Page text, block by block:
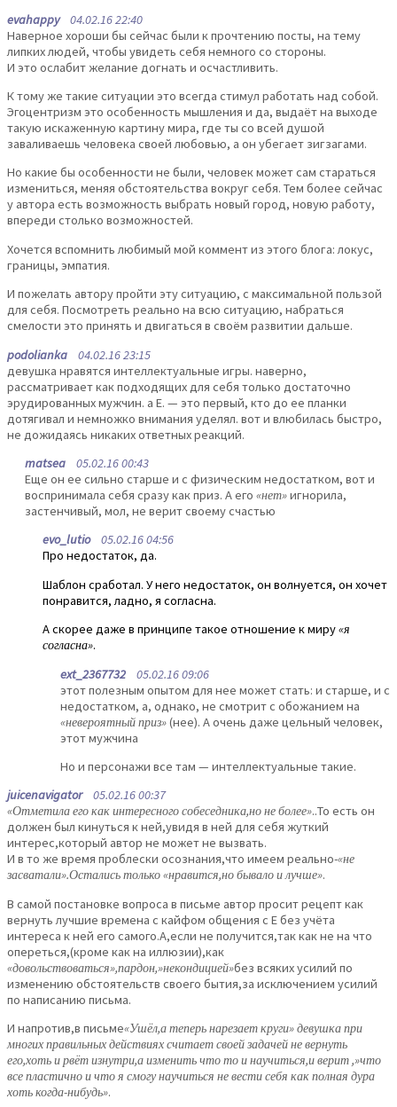
evahappy04.02.16 22:40
Наверное хороши бы сейчас были к прочтению посты, на тему
липких людей, чтобы увидеть себя немного со стороны.
И это ослабит желание догнать и осчастливить.
К тому же такие ситуации это всегда стимул работать над собой.
Эгоцентризм это особенность мышления и да, выдаёт на выходе
такую искаженную картину мира, где ты со всей душой
заваливаешь человека своей любовью, а он убегает зигзагами.
Но какие бы особенности не были, человек может сам стараться
измениться, меняя обстоятельства вокруг себя. Тем более сейчас
у автора есть возможность выбрать новый город, новую работу,
впереди столько возможностей.
Хочется вспомнить любимый мой коммент из этого блога: локус,
границы, эмпатия.
И пожелать автору пройти эту ситуацию, с максимальной пользой
для себя. Посмотреть реально на всю ситуацию, набраться
смелости это принять и двигаться в своём развитии дальше.
podolianka 04.02.16 23:15
девушка нравятся интеллектуальные игры. наверно,
рассматривает как подходящих для себя только достаточно
эрудированных мужчин. а Е. — это первый, кто до ее планки
дотягивал и немножко внимания уделял. вот и влюбилась быстро,
не дожидаясь никаких ответных реакций.
matsea 05.02.16 00:43
Еще он ее сильно старше и с физическим недостатком, вот и
воспринимала себя сразу как приз. А его «нет»игнорила,
застенчивый, мол, не верит своему счастью
evo_lutio05.02.16 04:56
Про недостаток, да.
Шаблон сработал. У него недостаток, он волнуется, он хочет
понравится, ладно, я согласна.
А скорее даже в принципе такое отношение к миру«я
согласна».
ext_2367732 05.02.16 09:06
этот полезным опытом для нее может стать: и старше, и с
недостатком, а, однако, не смотрит с обожанием на
«невероятный приз»(нее). А очень даже цельный человек,
этот мужчина
Но и персонажи все там — интеллектуальные такие.
juicenavigator05.02.16 00:37
«Отметила его как интересного собеседника,но не более»..То есть он
должен был кинуться к ней,увидя в ней для себя жуткий
интерес,который автор не может не вызвать.
И в то же время проблески осознания,что имеем реально-«не
засватали».Остались только «нравится,но бывало и лучше».
В самой постановке вопроса в письме автор просит рецепт как
вернуть лучшие времена с кайфом общения с Е без учёта
интереса к ней его самого.А,если не получится,так как не на что
опереться,(кроме как на иллюзии),как
«довольствоваться»,пардон,»некондицией»без всяких усилий по
изменению обстоятельств своего бытия,за исключением усилий
по написанию письма.
И напротив,в письме«Ушёл,а теперь нарезает круги» девушка при
многих правильных действиях считает своей задачей не вернуть
его,хоть и рвёт изнутри,а изменить что то и научиться,и верит ,»что
все пластично и что я смогу научиться не вести себя как полная дура
хоть когда-нибудь».